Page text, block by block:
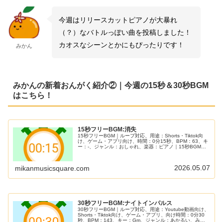
みかん
今週はリリースカットピアノが大暴れ
（？）なバトルっぽい曲を投稿しました！
カオスなシーンとかにもぴったりです！
みかんの新着おんがく紹介②｜今週の15秒＆30秒BGM
はこちら！
15秒フリーBGM:消失
15秒フリーBGM｜ループ対応、用途：Shorts・Tiktok向
け、ゲーム・アプリ向け、時間：0分15秒、BPM：63、キ
ー：-、ジャンル：おしゃれ、楽器：ピアノ｜15秒BGM第
mikanmusicsquare.com 2026.05.07
30秒フリーBGM:ナイトインパルス
30秒フリーBGM｜ループ対応、用途：Youtube動画向け、
Shorts・Tiktok向け、ゲーム・アプリ、向け時間：0分30
秒、BPM：143、キー：Gm、ジャンル：あかるい、みら